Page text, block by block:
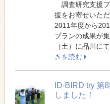
調査研究支援
援をお寄せいた
2011年度から
プランの成果が
（土）に品川に
きを読む
ID-BIRD try
しました！